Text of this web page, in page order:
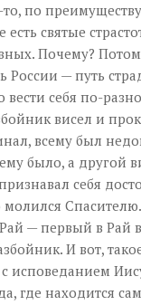
по
есть святые
Почему?
России — путь
себя по-
висел и
всему был
было, а другой
себя
— первый в Рай
И вот,
исповеданием
где находится